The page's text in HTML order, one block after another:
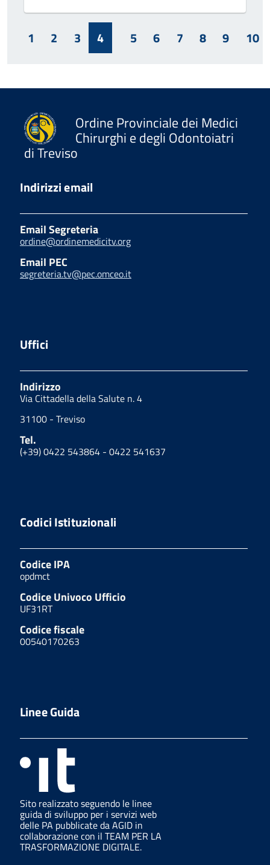
1 2 3 4 5 6 7 8 9 10
Ordine Provinciale dei Medici
Chirurghi e degli Odontoiatri
di Treviso
Indirizzi email
Email Segreteria
ordine@ordinemedicitv.org
Email PEC
segreteria.tv@pec.omceo.it
Uffici
Indirizzo
Via Cittadella della Salute n. 4
31100 - Treviso
Tel.
(+39) 0422 543864 - 0422 541637
Codici Istituzionali
Codice IPA
opdmct
Codice Univoco Ufficio
UF31RT
Codice fiscale
00540170263
Linee Guida
Sito realizzato seguendo le linee
guida di sviluppo per i servizi web
delle PA pubblicate da AGID in
collaborazione con il TEAM PER LA
TRASFORMAZIONE DIGITALE.